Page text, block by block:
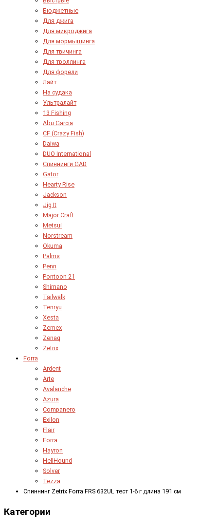
Бюджетные
Для джига
Для микроджига
Для мормышинга
Для твичинга
Для троллинга
Для форели
Лайт
На судака
Ультралайт
13 Fishing
Abu Garcia
CF (Crazy Fish)
Daiwa
DUO International
Спиннинги GAD
Gator
Hearty Rise
Jackson
Jig It
Major Craft
Metsui
Norstream
Okuma
Palms
Penn
Pontoon 21
Shimano
Tailwalk
Tenryu
Xesta
Zemex
Zenaq
Zetrix
Forra
Ardent
Arte
Avalanche
Azura
Companero
Exilon
Flair
Forra
Hayron
HellHound
Solver
Tezza
Спиннинг Zetrix Forra FRS 632UL тест 1-6 г длина 191 см
Категории